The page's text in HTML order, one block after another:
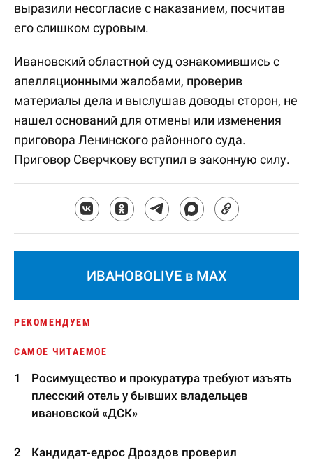
выразили несогласие с наказанием, посчитав
его слишком суровым.
Ивановский областной суд ознакомившись с
апелляционными жалобами, проверив
материалы дела и выслушав доводы сторон, не
нашел оснований для отмены или изменения
приговора Ленинского районного суда.
Приговор Сверчкову вступил в законную силу.
ИВАНОВОLIVE в MAX
РЕКОМЕНДУЕМ
САМОЕ ЧИТАЕМОЕ
Росимущество и прокуратура требуют изъять
плесский отель у бывших владельцев
ивановской «ДСК»
Кандидат-едрос Дроздов проверил